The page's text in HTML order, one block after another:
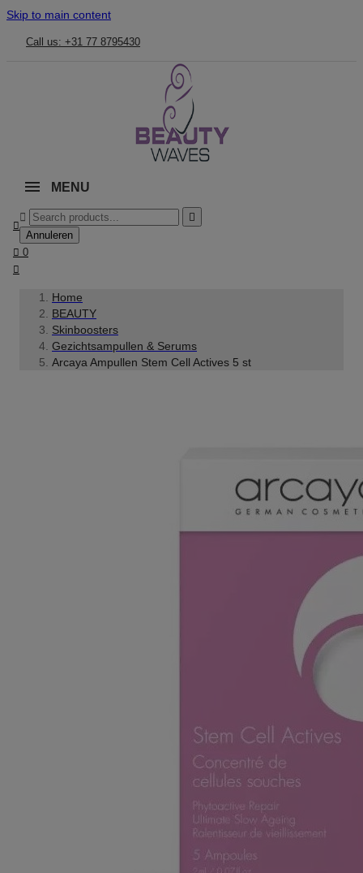
Skip to main content
Call us: +31 77 8795430
MENU



Annuleren
 0

Home
BEAUTY
Skinboosters
Gezichtsampullen & Serums
Arcaya Ampullen Stem Cell Actives 5 st